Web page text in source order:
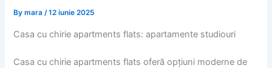
Bymara/12 iunie 2025
Casa cu chirie apartments flats: apartamente studiouri
Casa cu chirie apartments flats oferă opțiuni moderne de